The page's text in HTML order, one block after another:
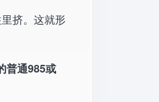
挤。这就形
普通985或